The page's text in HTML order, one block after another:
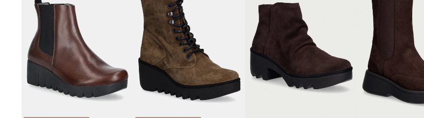
ID Proizvoda